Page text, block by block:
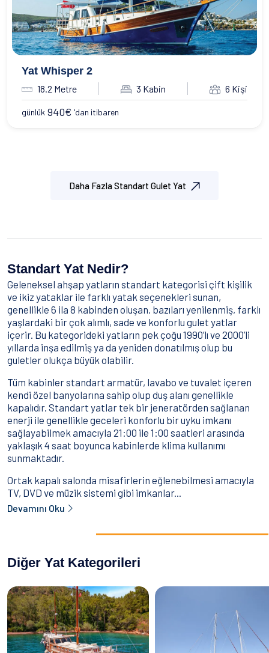
Yat Whisper 2
18.2 Metre 3 Kabin 6 Kişi
günlük 940€ 'dan itibaren
Daha Fazla Standart Gulet Yat
Standart Yat Nedir?
Geleneksel ahşap yatların standart kategorisi çift kişilik
ve ikiz yataklar ile farklı yatak seçenekleri sunan,
genellikle 6 ila 8 kabinden oluşan, bazıları yenilenmiş, farklı
yaşlardaki bir çok alımlı, sade ve konforlu gulet yatlar
içerir. Bu kategorideki yatların pek çoğu 1990’lı ve 2000’li
yıllarda inşa edilmiş ya da yeniden donatılmış olup bu
guletler olukça büyük olabilir.
Tüm kabinler standart armatür, lavabo ve tuvalet içeren
kendi özel banyolarına sahip olup duş alanı genellikle
kapalıdır. Standart yatlar tek bir jeneratörden sağlanan
enerji ile genellikle geceleri konforlu bir uyku imkanı
sağlayabilmek amacıyla 21:00 ile 1:00 saatleri arasında
yaklaşık 4 saat boyunca kabinlerde klima kullanımı
sunmaktadır.
Ortak kapalı salonda misafirlerin eğlenebilmesi amacıyla
TV, DVD ve müzik sistemi gibi imkanlar...
Devamını Oku
Diğer Yat Kategorileri